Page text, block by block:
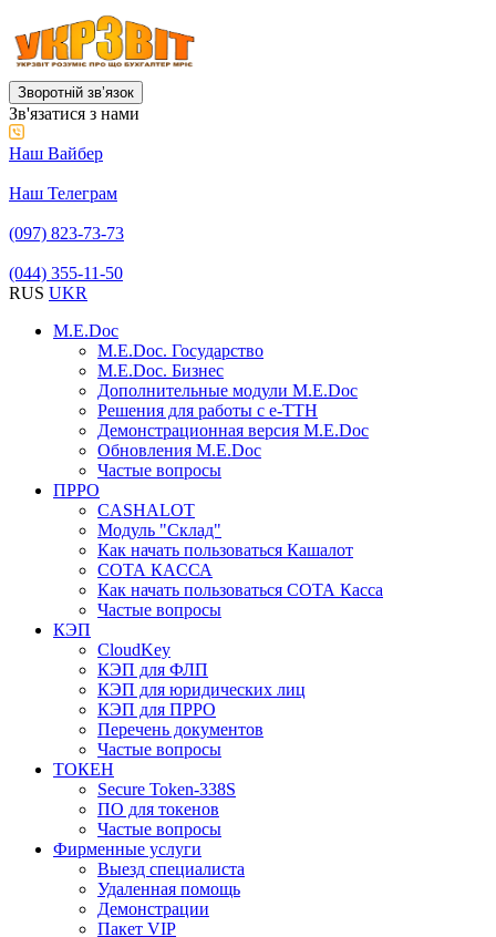
Зворотній звʼязок
Зв'язатися з нами
Наш Вайбер
Наш Телеграм
(097) 823-73-73
(044) 355-11-50
RUS UKR
M.E.Doc
M.E.Doc. Государство
M.E.Doc. Бизнес
Дополнительные модули M.E.Doc
Решения для работы с е-ТТН
Демонстрационная версия M.E.Doc
Обновления M.E.Doc
Частые вопросы
ПРРО
CASHALOT
Модуль "Склад"
Как начать пользоваться Кашалот
СОТА КАCСА
Как начать пользоваться СОТА Касса
Частые вопросы
КЭП
CloudKey
КЭП для ФЛП
КЭП для юридических лиц
КЭП для ПРРО
Перечень документов
Частые вопросы
ТОКЕН
Secure Token-338S
ПО для токенов
Частые вопросы
Фирменные услуги
Выезд специалиста
Удаленная помощь
Демонстрации
Пакет VIP